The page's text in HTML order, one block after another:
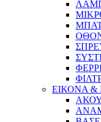
ΕΙΚΟΝΑ